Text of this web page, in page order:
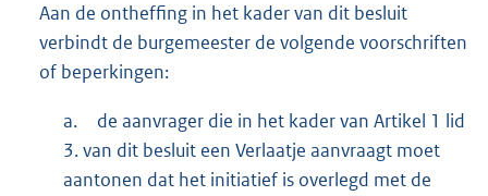
Aan de ontheffing in het kader van dit besluit
verbindt de burgemeester de volgende voorschriften
of beperkingen:
a.
de aanvrager die in het kader van Artikel 1 lid
3. van dit besluit een Verlaatje aanvraagt moet
aantonen dat het initiatief is overlegd met de